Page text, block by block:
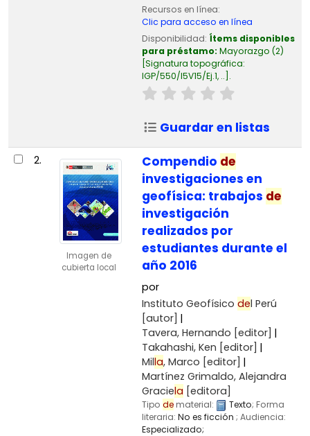
Recursos en línea:
Clic para acceso en línea
Disponibilidad: Ítems disponibles
para préstamo: Mayorazgo (2)
Signatura topográfica:
IGP/550/I5V15/Ej.1, .. .
Guardar en listas
2.
Imagen de
cubierta local
Compendio de
investigaciones en
geofísica: trabajos de
investigación
realizados por
estudiantes durante el
año 2016
por
Instituto Geofísico del Perú
[autor]
Tavera, Hernando [editor]
Takahashi, Ken [editor]
Milla, Marco [editor]
Martínez Grimaldo, Alejandra
Graciela [editora]
Tipo dematerial: Texto; Forma
literaria: No es ficción ; Audiencia:
Especializado;